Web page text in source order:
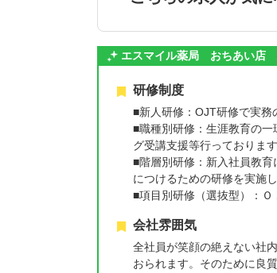
エスマイル薬局 おちあい店
研修制度
■新人研修：OJT研修で実務
■職種別研修：生涯教育の
グ受講支援等行っております
■階層別研修：新入社員教
につけるための研修を実施
■項目別研修（選抜型）：
会社雰囲気
全社員が笑顔の絶えない社
おられます。そのために良